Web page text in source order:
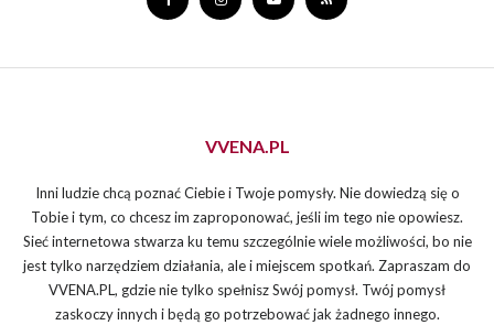
VVENA.PL
Inni ludzie chcą poznać Ciebie i Twoje pomysły. Nie dowiedzą się o
Tobie i tym, co chcesz im zaproponować, jeśli im tego nie opowiesz.
Sieć internetowa stwarza ku temu szczególnie wiele możliwości, bo nie
jest tylko narzędziem działania, ale i miejscem spotkań. Zapraszam do
VVENA.PL, gdzie nie tylko spełnisz Swój pomysł. Twój pomysł
zaskoczy innych i będą go potrzebować jak żadnego innego.